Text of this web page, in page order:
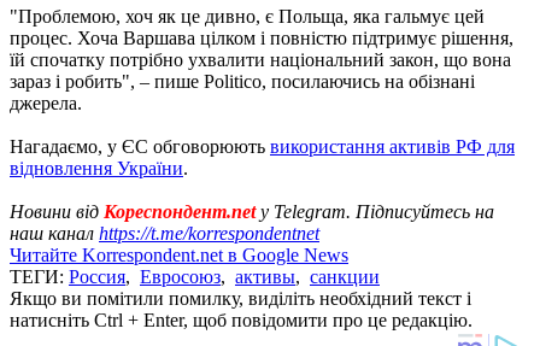
"Проблемою, хоч як це дивно, є Польща, яка гальмує цей
процес. Хоча Варшава цілком і повністю підтримує рішення,
їй спочатку потрібно ухвалити національний закон, що вона
зараз і робить", – пише Politico, посилаючись на обізнані
джерела.
Нагадаємо, у ЄС обговорюють використання активів РФ для
відновлення України.
Новини від Кореспондент.netу Telegram. Підписуйтесь на
наш канал https://t.me/korrespondentnet
Читайте Korrespondent.net в Google News
ТЕГИ: Россия, Евросоюз, активы, санкции
Якщо ви помітили помилку, виділіть необхідний текст і
натисніть Ctrl + Enter, щоб повідомити про це редакцію.